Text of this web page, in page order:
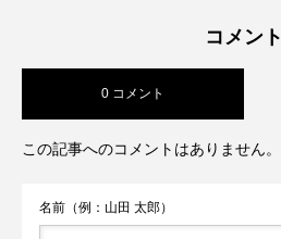
コメント
0 コメント
この記事へのコメントはありません。
名前（例：山田 太郎）